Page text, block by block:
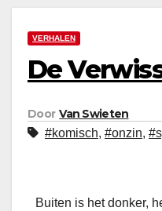
VERHALEN
De
Door Van Swieten
#komisch, #onzin,
Buiten is het donker,